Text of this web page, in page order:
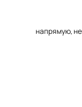
напрямую,